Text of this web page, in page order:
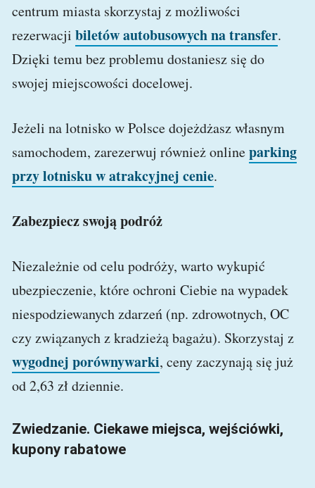
centrum miasta skorzystaj z możliwości
rezerwacji biletów autobusowych na transfer.
Dzięki temu bez problemu dostaniesz się do
swojej miejscowości docelowej.
Jeżeli na lotnisko w Polsce dojeżdżasz własnym
samochodem, zarezerwuj również onlineparking
przy lotnisku w atrakcyjnej cenie.
Zabezpiecz swoją podróż
Niezależnie od celu podróży, warto wykupić
ubezpieczenie, które ochroni Ciebie na wypadek
niespodziewanych zdarzeń (np. zdrowotnych, OC
czy związanych z kradzieżą bagażu). Skorzystaj z
wygodnej porównywarki, ceny zaczynają się już
od 2,63 zł dziennie.
Zwiedzanie. Ciekawe miejsca, wejściówki,
kupony rabatowe